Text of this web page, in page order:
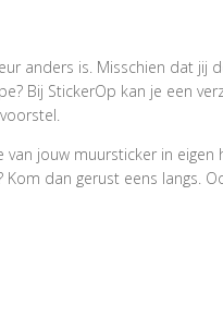
anders is. Misschien dat jij
Bij StickerOp kan je een
jouw muursticker in eigen
dan gerust eens langs.